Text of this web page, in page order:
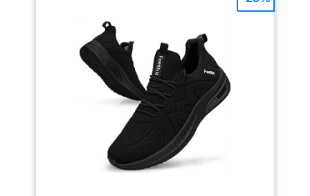
Maille Légère Respirante
Basket Ballerines Antidérapante
Marche Enfiler Sans Lacet
Sneakers Sport Chic Fitness
Slip on Confort Basquette
Course Travail Chaussure
Orthopédique Femme Maille
Légère Respirante Basket
Ballerines Antidérapante
Marche Enfiler Sans Lacet
Sneakers Sport Chic Fitness
Slip on Confort Basquette
Course Travail Chaussure
Orthopédique Femme Été
Chaussure Orthopédique
marche ont un système de
soutien arc triple qui répartit le
qui permet de réduire les points
de pression. Semelles
antidérapantes : la semelle
imprimée sur nos chaussures
de marche pour femme
augmente la friction entre la
chaussure et le sol, évitant de
glisser et de tomber.
Chaussures Quick Slip-On : ces
chaussures vous permettent de
les porter et de les enlever en
un clin d'œil. Ils ont une bouche
chaussure élastique qui épouse
vos pieds et offre un ajustement